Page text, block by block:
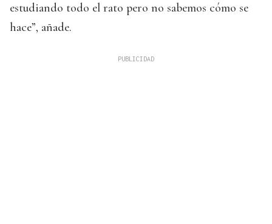
estudiando todo el rato pero no sabemos cómo se
hace”, añade.